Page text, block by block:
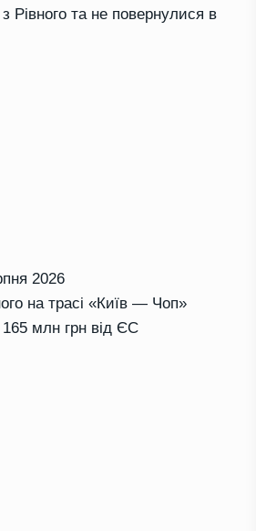
Рівного та не повернулися в
2026
на трасі «Київ — Чоп»
млн грн від ЄС